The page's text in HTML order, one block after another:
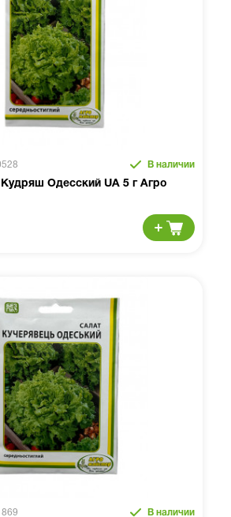
В наличии
Одесский UA 5 г Агро
В наличии